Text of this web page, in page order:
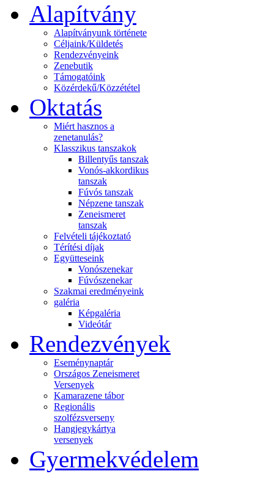
Alapítvány
Alapítványunk története
Céljaink/Küldetés
Rendezvényeink
Zenebutik
Támogatóink
Közérdekű/Közzététel
Oktatás
Miért hasznos a
zenetanulás?
Klasszikus tanszakok
Billentyűs tanszak
Vonós-akkordikus
tanszak
Fúvós tanszak
Népzene tanszak
Zeneismeret
tanszak
Felvételi tájékoztató
Térítési díjak
Együtteseink
Vonószenekar
Fúvószenekar
Szakmai eredményeink
galéria
Képgaléria
Videótár
Rendezvények
Eseménynaptár
Országos Zeneismeret
Versenyek
Kamarazene tábor
Regionális
szolfézsverseny
Hangjegykártya
versenyek
Gyermekvédelem